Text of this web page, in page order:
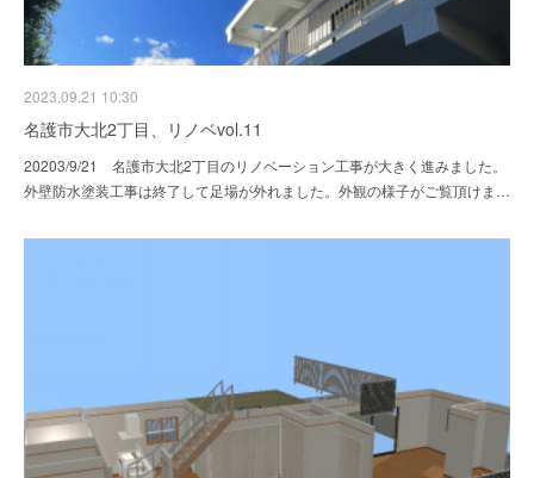
2023.09.21 10:30
名護市大北2丁目、リノベvol.11
20203/9/21 名護市大北2丁目のリノベーション工事が大きく進みました。
外壁防水塗装工事は終了して足場が外れました。外観の様子がご覧頂けま…